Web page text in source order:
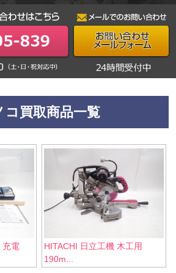
コ買取商品一覧
充電
HITACHI 日立工機 木工用
190m...